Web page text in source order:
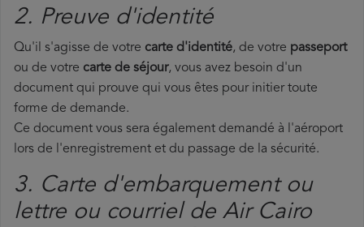
2. Preuve d'identité
Qu'il s'agisse de votre carte d'identité, de votre passeport
ou de votre carte de séjour, vous avez besoin d'un
document qui prouve qui vous êtes pour initier toute
forme de demande.
Ce document vous sera également demandé à l'aéroport
lors de l'enregistrement et du passage de la sécurité.
3. Carte d'embarquement ou
lettre ou courriel de Air Cairo